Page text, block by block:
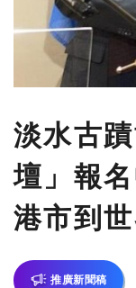
淡水古
壇」報
港市到
推廣新聞稿